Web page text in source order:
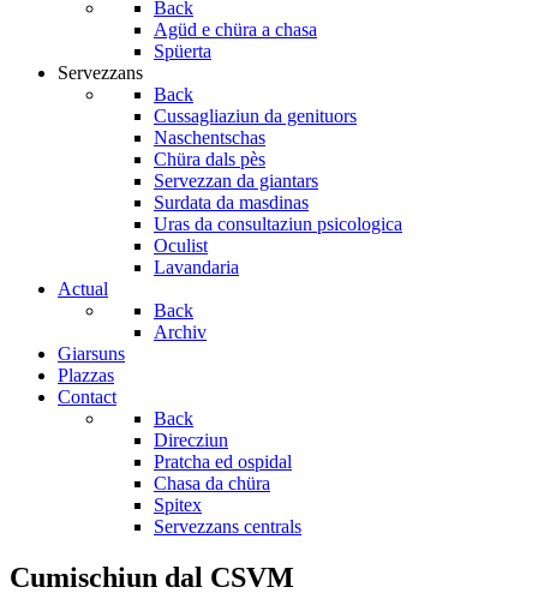
Back
Agüd e chüra a chasa
Spüerta
Servezzans
Back
Cussagliaziun da genituors
Naschentschas
Chüra dals pès
Servezzan da giantars
Surdata da masdinas
Uras da consultaziun psicologica
Oculist
Lavandaria
Actual
Back
Archiv
Giarsuns
Plazzas
Contact
Back
Direcziun
Pratcha ed ospidal
Chasa da chüra
Spitex
Servezzans centrals
Cumischiun dal CSVM